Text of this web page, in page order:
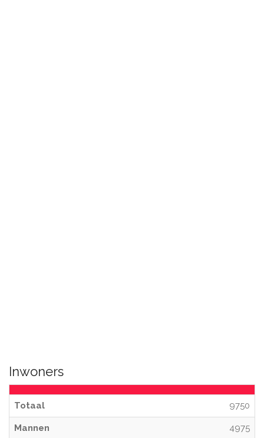
Inwoners
Totaal 9750
Mannen 4975